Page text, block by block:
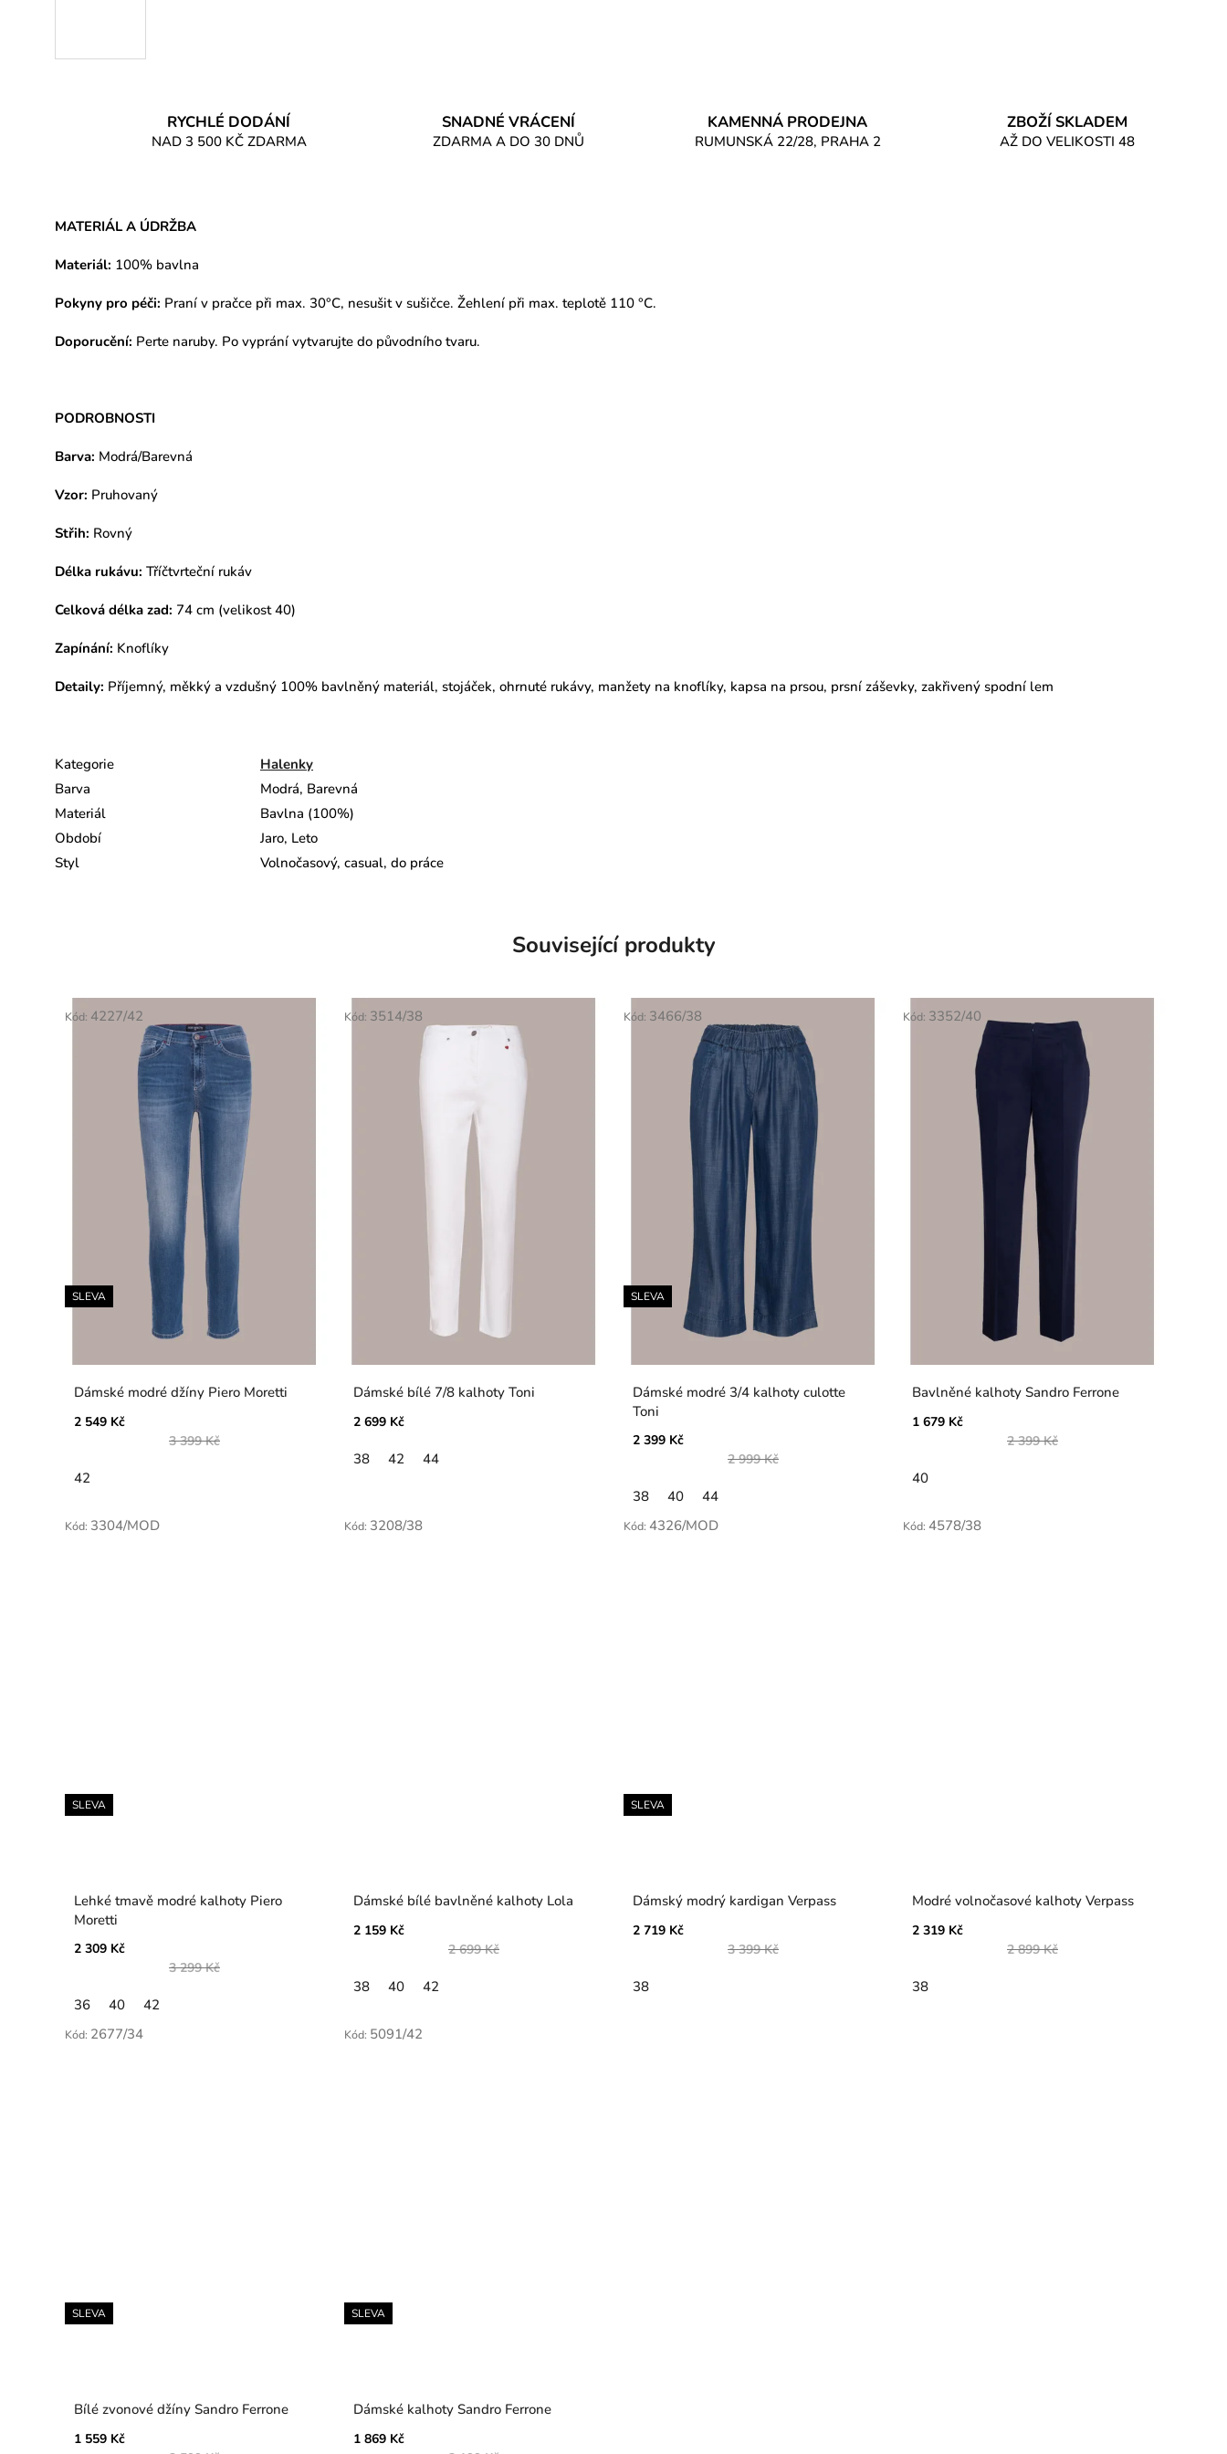
RYCHLÉ DODÁNÍ
NAD 3 500 KČ ZDARMA
SNADNÉ VRÁCENÍ
ZDARMA A DO 30 DNŮ
KAMENNÁ PRODEJNA
RUMUNSKÁ 22/28, PRAHA 2
ZBOŽÍ SKLADEM
AŽ DO VELIKOSTI 48
MATERIÁL A ÚDRŽBA
Materiál: 100% bavlna
Pokyny pro péči: Praní v pračce při max. 30°C, nesušit v sušičce. Žehlení při max. teplotě 110 °C.
Doporucění: Perte naruby. Po vyprání vytvarujte do původního tvaru.
PODROBNOSTI
Barva: Modrá/Barevná
Vzor: Pruhovaný
Střih: Rovný
Délka rukávu: Tříčtvrteční rukáv
Celková délka zad: 74 cm (velikost 40)
Zapínání: Knoflíky
Detaily: Příjemný, měkký a vzdušný 100% bavlněný materiál, stojáček, ohrnuté rukávy, manžety na knoflíky, kapsa na prsou, prsní záševky, zakřivený spodní lem
Kategorie
Halenky
Barva
Modrá, Barevná
Materiál
Bavlna (100%)
Období
Jaro, Leto
Styl
Volnočasový, casual, do práce
Související produkty
SLEVA
Dámské modré džíny Piero Moretti
2 549 Kč
3 399 Kč
42
Kód: 4227/42
Dámské bílé 7/8 kalhoty Toni
2 699 Kč
38 42 44
Kód: 3514/38
SLEVA
Dámské modré 3/4 kalhoty culotte
Toni
2 399 Kč
2 999 Kč
38 40 44
Kód: 3466/38
Bavlněné kalhoty Sandro Ferrone
1 679 Kč
2 399 Kč
40
Kód: 3352/40
SLEVA
Lehké tmavě modré kalhoty Piero
Moretti
2 309 Kč
3 299 Kč
36 40 42
Kód: 3304/MOD
Dámské bílé bavlněné kalhoty Lola
2 159 Kč
2 699 Kč
38 40 42
Kód: 3208/38
SLEVA
Dámský modrý kardigan Verpass
2 719 Kč
3 399 Kč
38
Kód: 4326/MOD
Modré volnočasové kalhoty Verpass
2 319 Kč
2 899 Kč
38
Kód: 4578/38
SLEVA
Bílé zvonové džíny Sandro Ferrone
1 559 Kč
Kód: 2677/34
SLEVA
Dámské kalhoty Sandro Ferrone
1 869 Kč
Kód: 5091/42